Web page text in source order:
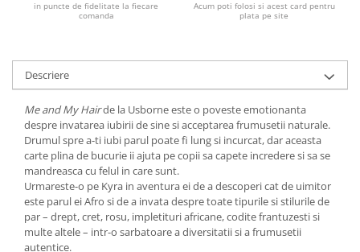
in puncte de fidelitate la fiecare
comanda
Acum poti folosi si acest card pentru
plata pe site
Descriere
Me and My Hairde la Usborne este o poveste emotionanta
despre invatarea iubirii de sine si acceptarea frumusetii naturale.
Drumul spre a-ti iubi parul poate fi lung si incurcat, dar aceasta
carte plina de bucurie ii ajuta pe copii sa capete incredere si sa se
mandreasca cu felul in care sunt.
Urmareste-o pe Kyra in aventura ei de a descoperi cat de uimitor
este parul ei Afro si de a invata despre toate tipurile si stilurile de
par – drept, cret, rosu, impletituri africane, codite frantuzesti si
multe altele – intr-o sarbatoare a diversitatii si a frumusetii
autentice.